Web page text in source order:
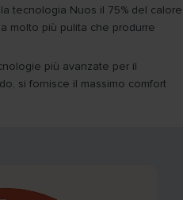
tecnologia Nuos il 75% del calore
molto più pulita che produrre
più avanzate per il
si fornisce il massimo comfort